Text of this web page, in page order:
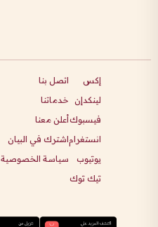
إكس
لينكدإن
فيسبوك
انستغرام
يوتيوب
تيك توك
اتصل بنا
خدماتنا
أعلن معنا
اشترك في البيان
سياسة الخصوصية